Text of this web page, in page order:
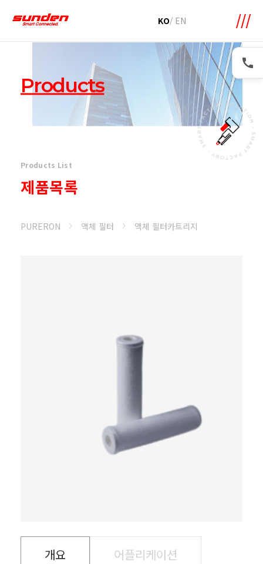
KO/ EN
Products
Products List
제품목록
PURERON 액체 필터 액체 필터카트리지
개요 어플리케이션